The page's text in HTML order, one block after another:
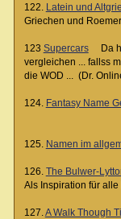
122. Latein und
Griechen und
123 SupercarsDa
vergleichen ... fallss
die WOD ... (Dr.
124. Fantasy Name
125. Namen im
126. The Bulwer-
Als Inspiration für
127.A Walk Though